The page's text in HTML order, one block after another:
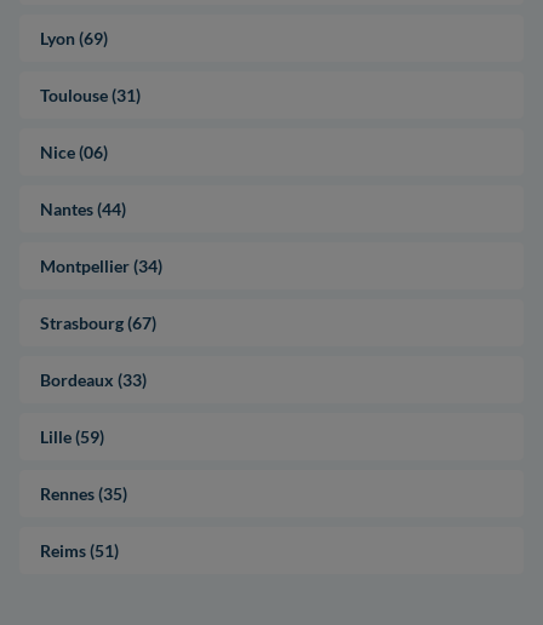
Lyon (69)
Toulouse (31)
Nice (06)
Nantes (44)
Montpellier (34)
Strasbourg (67)
Bordeaux (33)
Lille (59)
Rennes (35)
Reims (51)